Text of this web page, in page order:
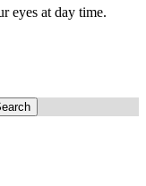
eyes at day time.